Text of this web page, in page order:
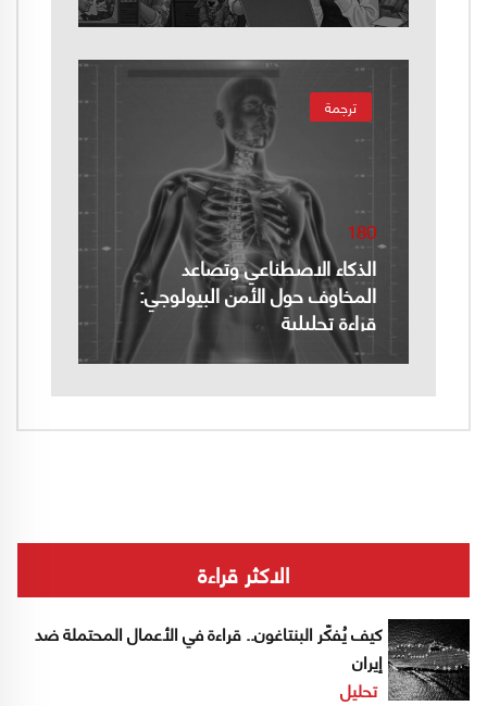
ترجمة
180
الذكاء الاصطناعي وتصاعد
المخاوف حول الأمن البيولوجي:
قراءة تحليلية
الاكثر قراءة
كيف يُفكّر البنتاغون.. قراءة في الأعمال المحتملة ضد
إيران
تحليل